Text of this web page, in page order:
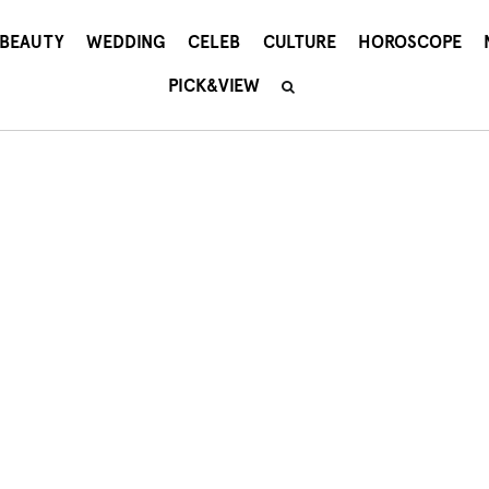
BEAUTY WEDDING CELEB CULTURE HOROSCOPE
PICK&VIEW